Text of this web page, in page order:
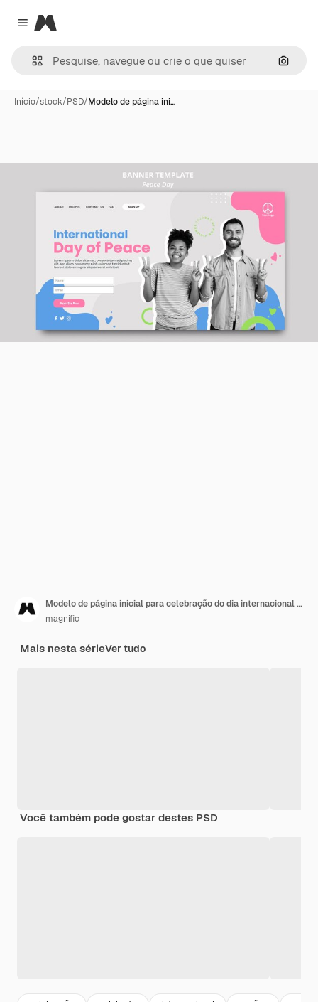
Close menu
Magnific
Início/stock/PSD/Modelo de página ini…
Modelo de página inicial para celebração do dia internacional da paz
magnific
Mais nesta sérieVer tudo
Você também pode gostar destes PSD